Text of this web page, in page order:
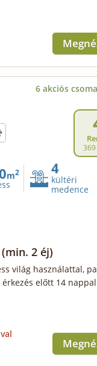
6 akciós
m2 4
kültéri
medence
(min. 2 éj)
világ használattal,
előtt 14 nappal